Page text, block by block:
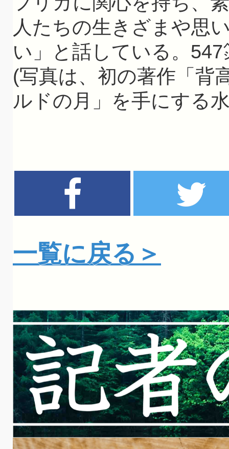
人たちの生きざまや思
い」と話している。
(写真は、初の著作「背
ルドの月」を手にする
一覧に戻る＞